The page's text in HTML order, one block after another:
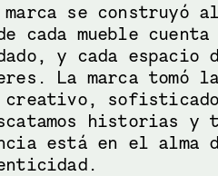
se construyó
cada mueble
y cada espacio
La marca tomó
sofisticado
historias y
está en el alma